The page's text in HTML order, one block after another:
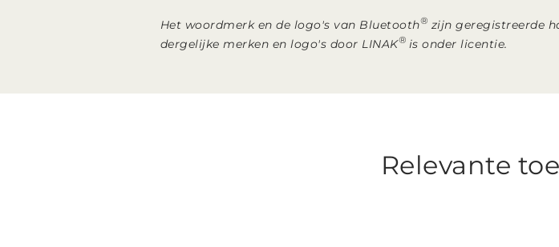
Het woordmerk en de logo's van Bluetooth® zijn geregistreerde
dergelijke merken en logo's door LINAK® is onder licentie.
Relevante